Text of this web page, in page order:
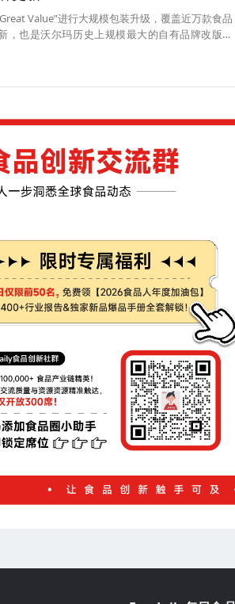
Value”进行大规模包装升级，覆盖近万款食品
也是沃尔玛历史上规模最大的自有品牌改版行